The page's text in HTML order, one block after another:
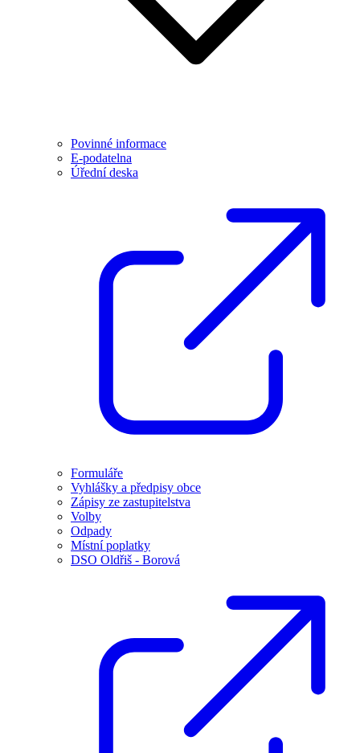
Povinné informace
E-podatelna
Úřední deska
Formuláře
Vyhlášky a předpisy obce
Zápisy ze zastupitelstva
Volby
Odpady
Místní poplatky
DSO Oldřiš - Borová